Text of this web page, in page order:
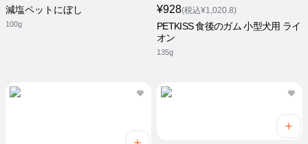
減塩ペットにぼし
100g
¥928(税込¥1,020.8)
PETKISS 食後のガム 小型犬用 ライ
オン
135g